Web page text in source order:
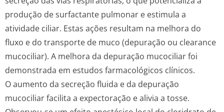
produção de surfactante pulmonar e estimula a
atividade ciliar. Estas ações resultam na melhora do
fluxo e do transporte de muco (depuração ou clearance
mucociliar). A melhora da depuração mucociliar foi
demonstrada em estudos farmacológicos clínicos.
O aumento da secreção fluida e da depuração
mucociliar facilita a expectoração e alivia a tosse.